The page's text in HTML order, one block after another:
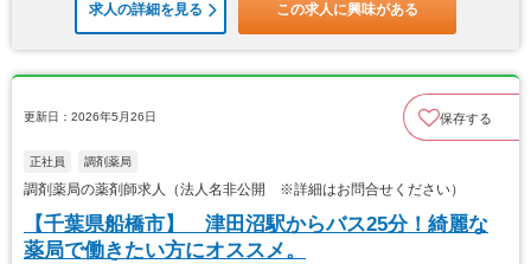
求人の詳細を見る この求人に興味がある
更新日：2026年5月26日 保存する
正社員 調剤薬局
調剤薬局の薬剤師求人（法人名非公開 ※詳細はお問合せください）
【千葉県船橋市】 津田沼駅からバス25分！綺麗な
薬局で働きたい方にオススメ。